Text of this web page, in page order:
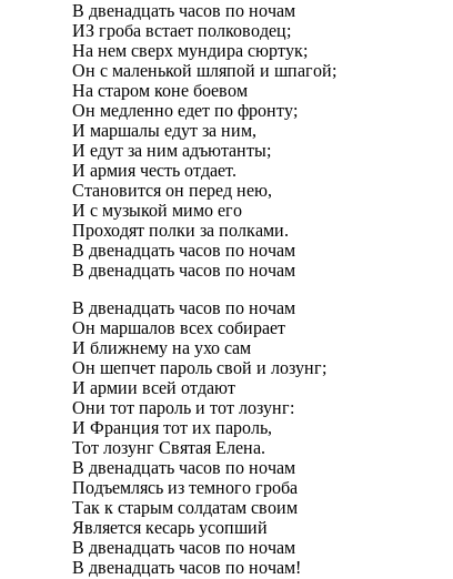
В двенадцать часов по ночам
ИЗ гроба встает полководец;
На нем сверх мундира сюртук;
Он с маленькой шляпой и шпагой;
На старом коне боевом
Он медленно едет по фронту;
И маршалы едут за ним,
И едут за ним адъютанты;
И армия честь отдает.
Становится он перед нею,
И с музыкой мимо его
Проходят полки за полками.
В двенадцать часов по ночам
В двенадцать часов по ночам
В двенадцать часов по ночам
Он маршалов всех собирает
И ближнему на ухо сам
Он шепчет пароль свой и лозунг;
И армии всей отдают
Они тот пароль и тот лозунг:
И Франция тот их пароль,
Тот лозунг Святая Елена.
В двенадцать часов по ночам
Подъемлясь из темного гроба
Так к старым солдатам своим
Является кесарь усопший
В двенадцать часов по ночам
В двенадцать часов по ночам!